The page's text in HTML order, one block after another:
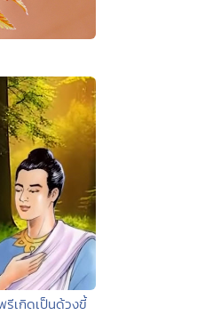
เกิดเป็นด้วงขี้